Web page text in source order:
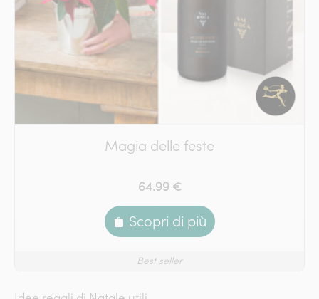
Magia delle feste
64.99 €
Scopri di più
Best seller